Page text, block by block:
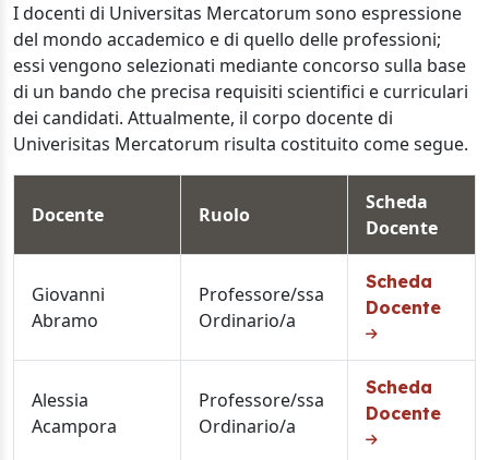
I docenti di Universitas Mercatorum sono espressione
del mondo accademico e di quello delle professioni;
essi vengono selezionati mediante concorso sulla base
di un bando che precisa requisiti scientifici e curriculari
dei candidati. Attualmente, il corpo docente di
Univerisitas Mercatorum risulta costituito come segue.
Docente Ruolo
Scheda
Docente
Giovanni
Abramo
Professore/ssa
Ordinario/a
Scheda
Docente
Alessia
Acampora
Professore/ssa
Ordinario/a
Scheda
Docente